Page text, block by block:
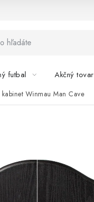
futbal Akčný tovar
kabinet Winmau Man Cave